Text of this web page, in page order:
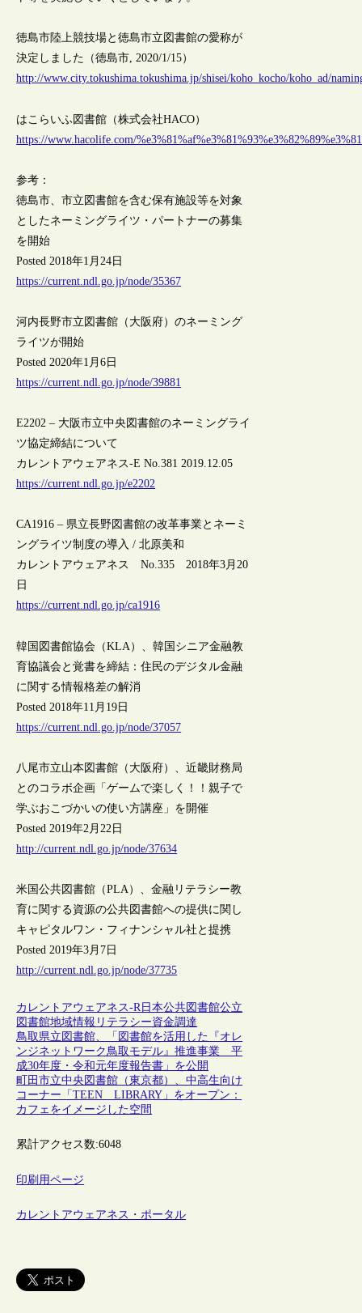
徳島市陸上競技場と徳島市立図書館の愛称が
決定しました（徳島市, 2020/1/15）
http://www.city.tokushima.tokushima.jp/shisei/koho_kocho/koho_ad/
はこらいふ図書館（株式会社HACO）
https://www.hacolife.com/
参考：
徳島市、市立図書館を含む保有施設等を対象
としたネーミングライツ・パートナーの募集
を開始
Posted 2018年1月24日
https://current.ndl.go.jp/node/35367
河内長野市立図書館（大阪府）のネーミング
ライツが開始
Posted 2020年1月6日
https://current.ndl.go.jp/node/39881
E2202 – 大阪市立中央図書館のネーミングライ
ツ協定締結について
カレントアウェアネス-E No.381 2019.12.05
https://current.ndl.go.jp/e2202
CA1916 – 県立長野図書館の改革事業とネーミ
ングライツ制度の導入 / 北原美和
カレントアウェアネス No.335 2018年3月20
日
https://current.ndl.go.jp/ca1916
韓国図書館協会（KLA）、韓国シニア金融教
育協議会と覚書を締結：住民のデジタル金融
に関する情報格差の解消
Posted 2018年11月19日
https://current.ndl.go.jp/node/37057
八尾市立山本図書館（大阪府）、近畿財務局
とのコラボ企画「ゲームで楽しく！！親子で
学ぶおこづかいの使い方講座」を開催
Posted 2019年2月22日
http://current.ndl.go.jp/node/37634
米国公共図書館（PLA）、金融リテラシー教
育に関する資源の公共図書館への提供に関し
キャピタルワン・フィナンシャル社と提携
Posted 2019年3月7日
http://current.ndl.go.jp/node/37735
カレントアウェアネス-R日本公共図書館公立
図書館地域情報リテラシー資金調達
鳥取県立図書館、「図書館を活用した『オレ
ンジネットワーク鳥取モデル』推進事業 平
成30年度・令和元年度報告書」を公開
町田市立中央図書館（東京都）、中高生向け
コーナー「TEEN LIBRARY」をオープン：
カフェをイメージした空間
累計アクセス数:6048
印刷用ページ
カレントアウェアネス・ポータル